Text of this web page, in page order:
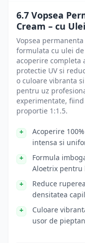
6.7 Vopsea
Cream – cu
Vopsea
formulata cu ulei
acoperire
protectie UV si
o culoare vibranta
pentru uz
experimentate,
proportie 1:1.5.
Acoperire
intensa si
Formula
Aloetrix
Reduce
densitatea
Culoare
usor de